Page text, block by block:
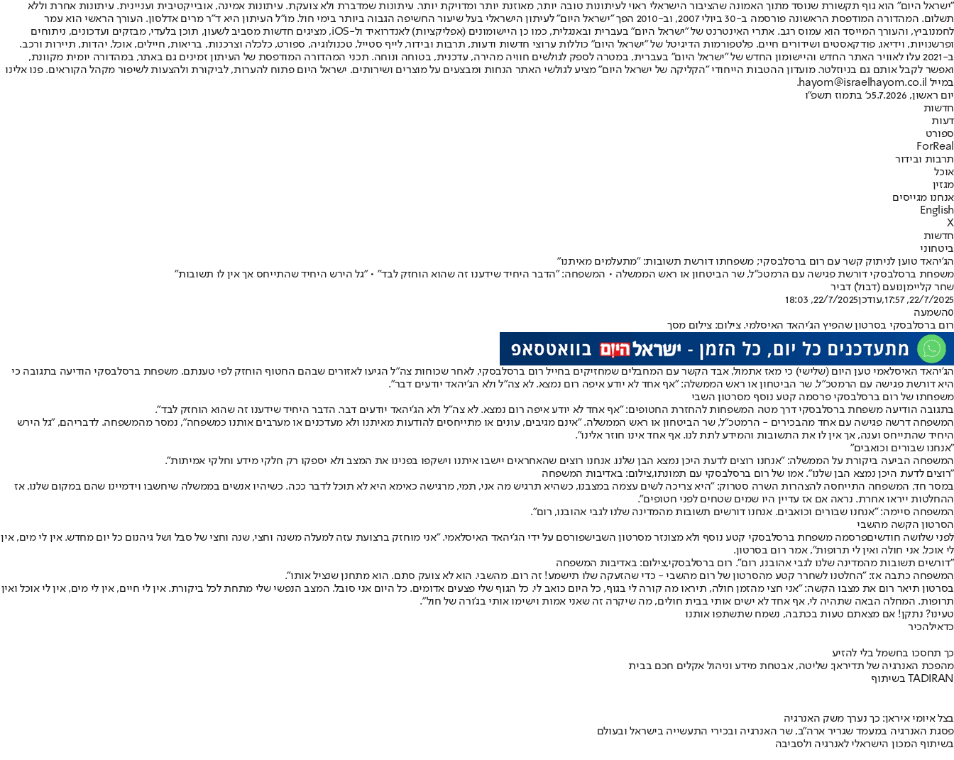
"ישראל היום" הוא גוף תקשורת שנוסד מתוך האמונה שהציבור הישראלי ראוי לעיתונות טובה יותר, מאוזנת יותר ומדויקת יותר. עיתונות שמדברת ולא צועקת. עיתונות אמינה, אובייקטיבית ועניינית. עיתונות אחרת וללא
תשלום. המהדורה המודפסת הראשונה פורסמה ב-30 ביולי 2007, וב-2010 הפך "ישראל היום" לעיתון הישראלי בעל שיעור החשיפה הגבוה ביותר בימי חול. מו"ל העיתון היא ד"ר מרים אדלסון. העורך הראשי הוא עמר
לחמנוביץ, והעורך המייסד הוא עמוס רגב. אתרי האינטרנט של "ישראל היום" בעברית ובאנגלית, כמו כן היישומונים (אפליקציות) לאנדרואיד ול-iOS, מציגים חדשות מסביב לשעון, תוכן בלעדי, מבזקים ועדכונים, ניתוחים
ופרשנויות, וידיאו, פודקאסטים ושידורים חיים. פלטפורמות הדיגיטל של "ישראל היום" כוללות ערוצי חדשות ודעות, תרבות ובידור, לייף סטייל, טכנולוגיה, ספורט, כלכלה וצרכנות, בריאות, חיילים, אוכל, יהדות, תיירות ורכב.
ב-2021 עלו לאוויר האתר החדש והיישומון החדש של "ישראל היום" בעברית, במטרה לספק לגולשים חוויה מהירה, עדכנית, בטוחה ונוחה. תכני המהדורה המודפסת של העיתון זמינים גם באתר, במהדורה יומית מקוונת,
ואפשר לקבל אותם גם בניוזלטר. מועדון ההטבות הייחודי "הקליקה של ישראל היום" מציע לגולשי האתר הנחות ומבצעים על מוצרים ושירותים. ישראל היום פתוח להערות, לביקורת ולהצעות לשיפור מקהל הקוראים. פנו אלינו
במייל hayom@israelhayom.co.il.
יום ראשון, 5.7.2026
כ' בתמוז תשפ"ו
חדשות
דעות
ספורט
ForReal
תרבות ובידור
אוכל
מגזין
אנחנו מגייסים
English
X
חדשות
ביטחוני
הג'יהאד טוען לניתוק קשר עם רום ברסלבסקי; משפחתו דורשת תשובות: "מתעלמים מאיתנו"
משפחת ברסלבסקי דורשת פגישה עם הרמטכ"ל, שר הביטחון או ראש הממשלה • המשפחה: "הדבר היחיד שידענו זה שהוא הוחזק לבד" • "גל הירש היחיד שהתייחס אך אין לו תשובות"
שחר קליימןנועם (דבול) דביר
22/7/2025, 17:57
,עודכן22/7/2025, 18:03
0השמעה
רום ברסלבסקי בסרטון שהפיץ הג'יהאד האיסלמי. צילום: צילום מסך
הג'יהאד האיסלאמי טען היום (שלישי) כי מאז אתמול, אבד הקשר עם המחבלים שמחזיקים בחייל רום ברסלבסקי, לאחר שכוחות צה"ל הגיעו לאזורים שבהם החטוף הוחזק לפי טענתם. משפחת ברסלבסקי הודיעה בתגובה כי
היא דורשת פגישה עם הרמטכ"ל, שר הביטחון או ראש הממשלה: "אף אחד לא יודע איפה רום נמצא. לא צה"ל ולא הג'יהאד יודעים דבר".
משפחתו של רום ברסלבסקי פרסמה קטע נוסף מסרטון השבי
בתגובה הודיעה משפחת ברסלבסקי דרך מטה המשפחות להחזרת החטופים: "אף אחד לא יודע איפה רום נמצא. לא צה"ל ולא הג'יהאד יודעים דבר. הדבר היחיד שידענו זה שהוא הוחזק לבד".
המשפחה דרשה פגישה עם אחד מהבכירים - הרמטכ"ל, שר הביטחון או ראש הממשלה. "אינם מגיבים, עונים או מתייחסים להודעות מאיתנו ולא מעדכנים או מערבים אותנו כמשפחה", נמסר מהמשפחה. לדבריהם, "גל הירש
היחיד שהתייחס וענה, אך אין לו את התשובות והמידע לתת לנו. אף אחד אינו חוזר אלינו".
"אנחנו שבורים וכואבים"
המשפחה הביעה ביקורת על הממשלה: "אנחנו רוצים לדעת היכן נמצא הבן שלנו. אנחנו רוצים שהאחראים יישבו איתנו וישקפו בפנינו את המצב ולא יספקו רק חלקי מידע וחלקי אמיתות".
"רוצים לדעת היכן נמצא הבן שלנו". אמו של רום ברסלבסקי עם תמונתו,צילום: באדיבות המשפחה
במסר חד, המשפחה התייחסה להצהרות השרה סטרוק: "היא צריכה לשים עצמה במצבנו, כשהיא תרגיש מה אני, תמי, מרגישה כאימא היא לא תוכל לדבר ככה. כשיהיו אנשים בממשלה שיחשבו וידמיינו שהם במקום שלנו, אז
ההחלטות ייראו אחרת. נראה אם אז עדיין היו שמים שטחים לפני חטופים".
המשפחה סיימה: "אנחנו שבורים וכואבים. אנחנו דורשים תשובות מהמדינה שלנו לגבי אהובנו, רום".
הסרטון הקשה מהשבי
לפני שלושה חודשיםפרסמה משפחת ברסלבסקי קטע נוסף ולא מצונזר מסרטון השבישפורסם על ידי הג'יהאד האיסלאמי. "אני מוחזק ברצועת עזה למעלה משנה וחצי, שנה וחצי של סבל ושל גיהנום כל יום מחדש. אין לי מים, אין
לי אוכל, אני חולה ואין לי תרופות", אמר רום בסרטון.
"דורשים תשובות מהמדינה שלנו לגבי אהובנו, רום". רום ברסלבסקי,צילום: באדיבות המשפחה
המשפחה כתבה אז: "החלטנו לשחרר קטע מהסרטון של רום מהשבי - כדי שהזעקה שלו תישמע! זה רום. מהשבי. הוא לא צועק סתם. הוא מתחנן שנציל אותו".
בסרטון תיאר רום את מצבו הקשה: "אני חצי מהזמן חולה, תיראו מה קורה לי בגוף, כל היום כואב לי. כל הגוף שלי פצעים אדומים. כל היום אני סובל. המצב הנפשי שלי מתחת לכל ביקורת. אין לי חיים, אין לי מים, אין לי אוכל ואין
תרופות. המחלה הבאה שתהיה לי, אף אחד לא ישים אותי בבית חולים, מה שיקרה זה שאני אמות וישימו אותי בג'ורה של חול".
טעינו? נתקן! אם מצאתם טעות בכתבה, נשמח שתשתפו אותנו
כדאילהכיר
כך תחסכו בחשמל בלי להזיע
מהפכת האנרגיה של תדיראן: שליטה, אבטחת מידע וניהול אקלים חכם בבית
בשיתוף TADIRAN
בצל איומי איראן: כך נערך משק האנרגיה
פסגת האנרגיה במעמד שגריר ארה"ב, שר האנרגיה ובכירי התעשייה בישראל ובעולם
בשיתוף המכון הישראלי לאנרגיה ולסביבה